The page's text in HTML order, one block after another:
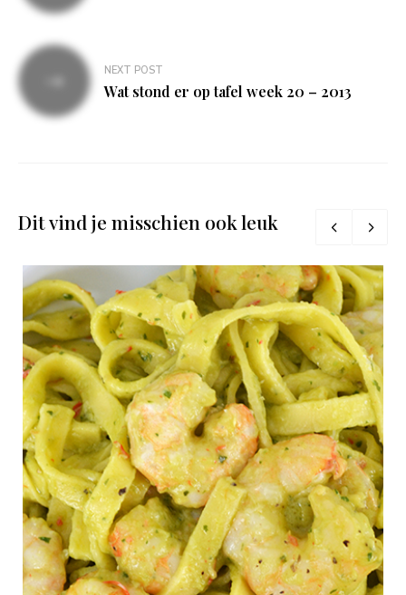
NEXT POST
Wat stond er op tafel week 20 – 2013
Dit vind je misschien ook leuk